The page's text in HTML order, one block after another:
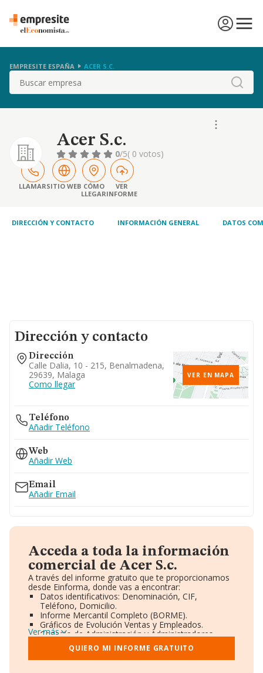
EMPRESITE ESPAÑA ACER S.C.
Buscar
Acer S.c.
0/5( 0 votos)
LLAMARSITIO WEB CÓMO
LLEGAR
VER
INFORME
DIRECCIÓN Y CONTACTO INFORMACIÓN GENERAL DATOS
Dirección y contacto
Dirección
Calle Dalia, 10 - 215, Benalmadena,
29639, Malaga
Como llegar
VER EN MAPA
Teléfono
Añadir Teléfono
Web
Añadir Web
Email
Añadir Email
Acceda a toda la información
comercial de Acer S.c.
A través del informe gratuito que te proporcionamos
desde Einforma, donde vas a encontrar:
Datos identificativos: Denominación, CIF,
Teléfono, Domicilio.
Informe Mercantil Completo (BORME).
Gráficos de Evolución Ventas y Empleados.
Consejo de Administración y Administradores.
Directivos y Ejecutivos.
Accionistas.
Participaciones y Vinculaciones en otras empresas.
Ver más
QUIERO MI INFORME GRATUITO